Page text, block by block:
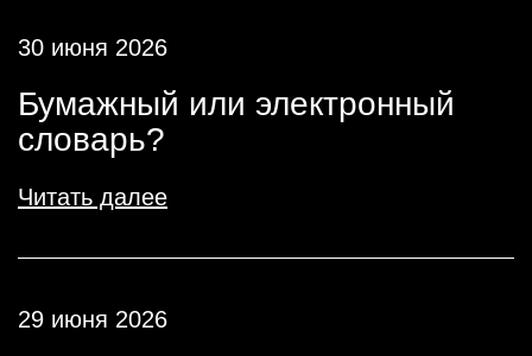
30 июня 2026
Бумажный или электронный
словарь?
Читать далее
29 июня 2026